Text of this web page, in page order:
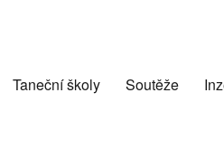
Taneční školy Soutěže